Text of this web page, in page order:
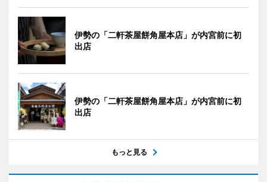
伊勢の「二軒茶屋餅角屋本店」が内宮前に初
出店
伊勢の「二軒茶屋餅角屋本店」が内宮前に初
出店
もっと見る